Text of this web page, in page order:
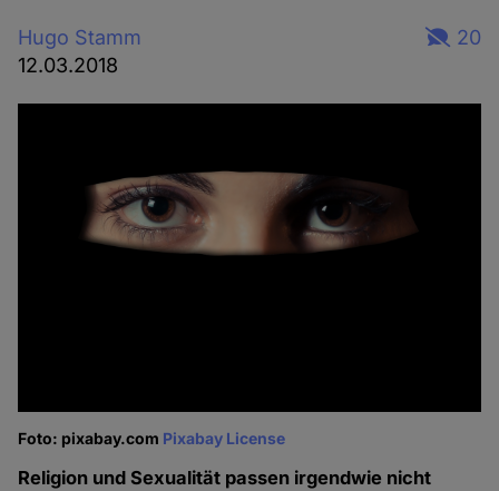
Hugo Stamm
12.03.2018
20
Foto: pixabay.com Pixabay License
Religion und Sexualität passen irgendwie nicht